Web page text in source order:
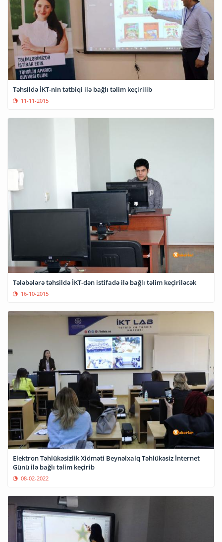
Təhsildə İKT-nin tətbiqi ilə bağlı təlim keçirilib
11-11-2015
Tələbələrə təhsildə İKT-dən istifadə ilə bağlı təlim keçiriləcək
16-10-2015
Elektron Təhlükəsizlik Xidməti Beynəlxalq Təhlükəsiz İnternet
Günü ilə bağlı təlim keçirib
08-02-2022